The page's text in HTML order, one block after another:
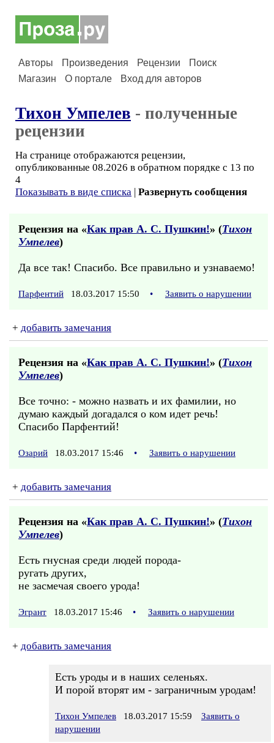
Авторы Произведения Рецензии
Поиск
Магазин
О портале Вход для авторов
Тихон Умпелев - полученные
рецензии
На странице отображаются рецензии,
опубликованные 08.2026 в обратном порядке с 13 по
4
Показывать в виде списка | Развернуть сообщения
Рецензия на «Как прав А. С. Пушкин!» (Тихон
Умпелев)
Да все так! Спасибо. Все правильно и узнаваемо!
Парфентий 18.03.2017 15:50 • Заявить о нарушении
+ добавить замечания
Рецензия на «Как прав А. С. Пушкин!» (Тихон
Умпелев)
Все точно: - можно назвать и их фамилии, но
думаю каждый догадался о ком идет речь!
Спасибо Парфентий!
Озарий 18.03.2017 15:46 • Заявить о нарушении
+ добавить замечания
Рецензия на «Как прав А. С. Пушкин!» (Тихон
Умпелев)
Есть гнусная среди людей порода-
ругать других,
не засмечая своего урода!
Эгрант 18.03.2017 15:46 • Заявить о нарушении
+ добавить замечания
Есть уроды и в наших селеньях.
И порой вторят им - заграничным уродам!
Тихон Умпелев 18.03.2017 15:59
Заявить о
нарушении